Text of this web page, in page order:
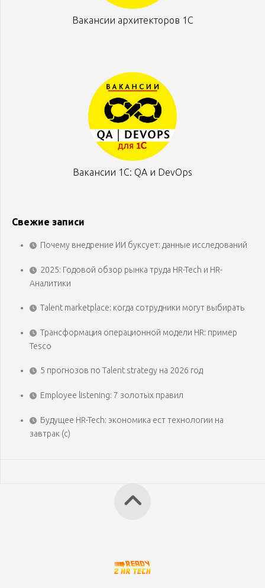
Вакансии архитекторов 1С
Вакансии 1С: QA и DevOps
Свежие записи
Почему внедрение ИИ буксует: данные исследований
2025: Годовой обзор рынка труда HR-Tech и HR-
Аналитики
Talent marketplace: когда сотрудники могут выбирать
Трансформация операционной модели HR: пример
Tesco
5 прогнозов по Talent strategy на 2026 год
Employee listening: 7 золотых правил
Будущее HR-Tech: экономика ест технологии на
завтрак (с)